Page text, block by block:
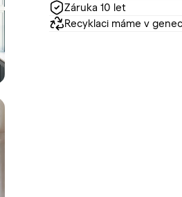
Záruka 10 let
Recyklaci máme v